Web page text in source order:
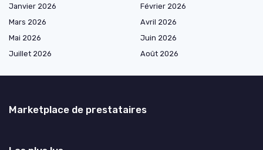
Janvier 2026
Février 2026
Mars 2026
Avril 2026
Mai 2026
Juin 2026
Juillet 2026
Août 2026
Marketplace de prestataires